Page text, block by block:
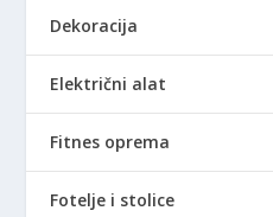
Dekoracija
Električni alat
Fitnes oprema
Fotelje i stolice